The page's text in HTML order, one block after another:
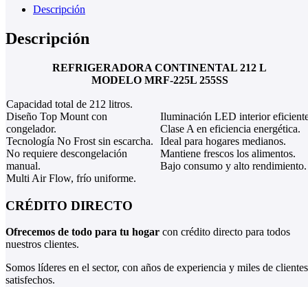
Descripción
Descripción
REFRIGERADORA CONTINENTAL 212 L
MODELO MRF-225L 255SS
Capacidad total de 212 litros.
Diseño Top Mount con
congelador.
Tecnología No Frost sin escarcha.
No requiere descongelación
manual.
Multi Air Flow, frío uniforme.
Iluminación LED interior
Clase A en eficiencia energética.
Ideal para hogares medianos.
Mantiene frescos los alimentos.
Bajo consumo y alto rendimiento.
CRÉDITO DIRECTO
Ofrecemos de todo para tu hogar con crédito directo para todos
nuestros clientes.
Somos líderes en el sector, con años de experiencia y miles de clientes
satisfechos.